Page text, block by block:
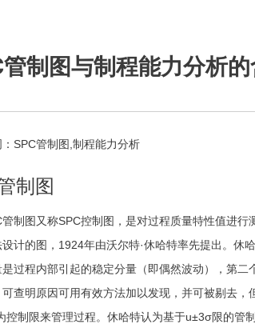
制图与制程能力分析
SPC管制图,制程能力分析
制图
管制图又称SPC控制图，是对过程质量特性值进
计的图，1924年由沃尔特·休哈特率先提出。休
过程内部引起的稳定分量（即偶然波动），第
查明原因可用有效方法加以发现，并可被剔去
控制限来管理过程。休哈特认为基于u±3σ限的管